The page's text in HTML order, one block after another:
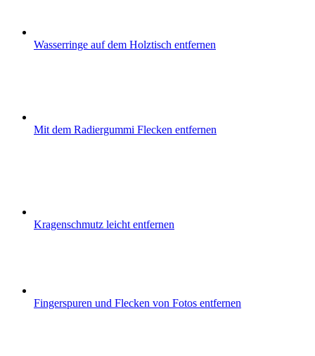
Wasserringe auf dem Holztisch entfernen
Mit dem Radiergummi Flecken entfernen
Kragenschmutz leicht entfernen
Fingerspuren und Flecken von Fotos entfernen